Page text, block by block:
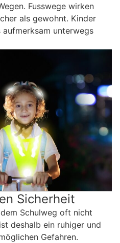
Fusswege wirken
als gewohnt. Kinder
unterwegs
Sicherheit
Schulweg oft nicht
deshalb ein ruhiger und
Gefahren.